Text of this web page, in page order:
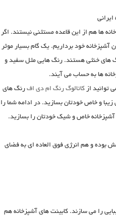
ها هم از این قاعده مستثنی نیستند. اگر
خود برداریم. یک گام بسیار موثر
های خنثی هستند. رنگ هایی مثل سفید و
ها به حساب می آیند.
از کاتالوگ رنگ ام دی افرنگ های
و خاص خودتان بسازید. در ادامه شما را
آشپزخانه خاص و شیک خودتان را بسازید.
بوده و هم انرژی فوق العاده ای به فضای
را می سازند. کابینت های آشپزخانه هم